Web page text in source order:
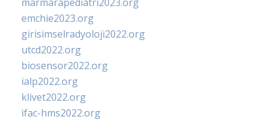
emchie2023.org
girisimselradyoloji2022.org
utcd2022.org
biosensor2022.org
ialp2022.org
klivet2022.org
ifac-hms2022.org